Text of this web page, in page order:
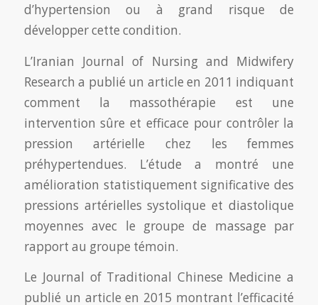
d’hypertension ou à grand risque de
développer cette condition.
L’Iranian Journal of Nursing and Midwifery
Research a publié un article en 2011 indiquant
comment la massothérapie est une
intervention sûre et efficace pour contrôler la
pression artérielle chez les femmes
préhypertendues. L’étude a montré une
amélioration statistiquement significative des
pressions artérielles systolique et diastolique
moyennes avec le groupe de massage par
rapport au groupe témoin.
Le Journal of Traditional Chinese Medicine a
publié un article en 2015 montrant l’efficacité